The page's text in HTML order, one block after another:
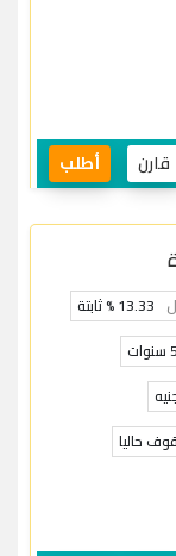
قارن أطلب
13.33 % ثابتة
حاليا